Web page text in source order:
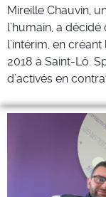
Mireille Chauvin,
l’humain, a
l’intérim, en créant
2018 à Saint-Lô.
d’activés en